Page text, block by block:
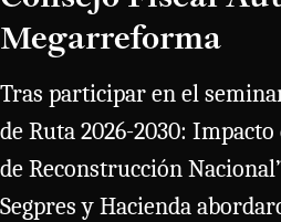
Megarreforma
Tras participar en el
de Ruta 2026-2030:
de Reconstrucción
Segpres y Hacienda